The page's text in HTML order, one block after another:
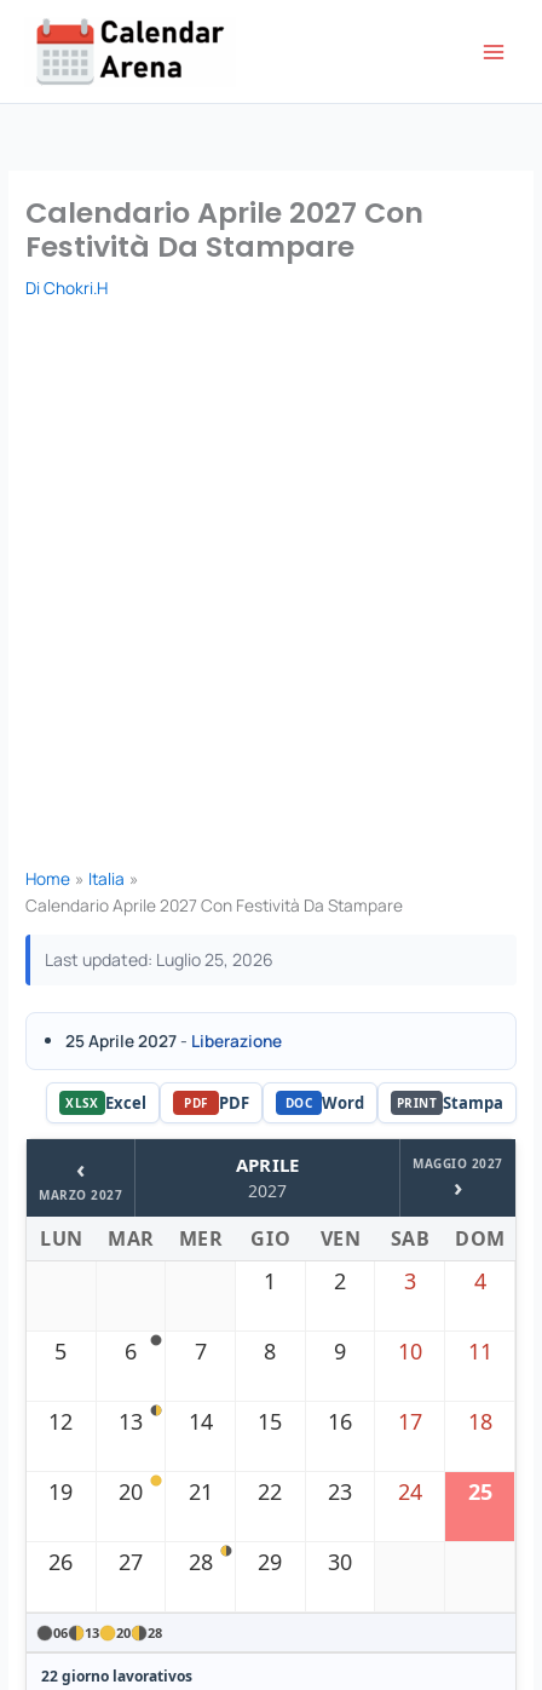
contenuto
Calendario Aprile 2027 Con
Festività Da Stampare
DiChokri.H
Home
Italia
Calendario Aprile 2027 Con Festività Da Stampare
Last updated: Luglio 25, 2026
25 Aprile 2027- Liberazione
XLSX Excel PDF PDF DOC Word PRINT Stampa
‹
MARZO 2027
APRILE
2027
MAGGIO 2027
›
LUN MAR MER GIO VEN SAB DOM
1 2 3 4
5 6 7 8 9 10 11
12 13 14 15 16 17 18
19 20 21 22 23 24 25
26 27 28 29 30
06 13 20 28
22 giorno lavorativos